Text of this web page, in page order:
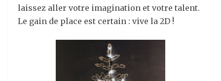
laissez aller votre imagination et votre talent.
Le gain de place est certain : vive la 2D !